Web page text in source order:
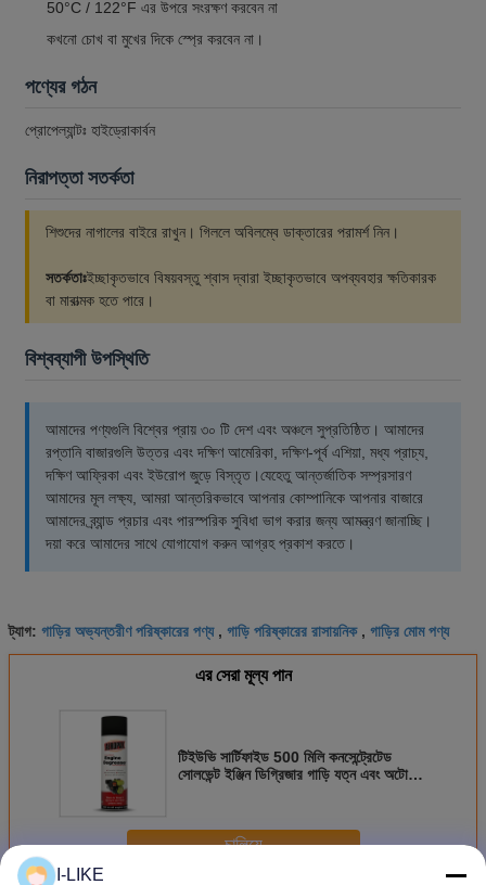
50°C / 122°F এর উপরে সংরক্ষণ করবেন না
কখনো চোখ বা মুখের দিকে স্প্রে করবেন না।
পণ্যের গঠন
প্রোপেল্যান্টঃ হাইড্রোকার্বন
নিরাপত্তা সতর্কতা
শিশুদের নাগালের বাইরে রাখুন। গিললে অবিলম্বে ডাক্তারের পরামর্শ নিন।
সতর্কতাঃইচ্ছাকৃতভাবে বিষয়বস্তু শ্বাস দ্বারা ইচ্ছাকৃতভাবে অপব্যবহার ক্ষতিকারক
বা মারাত্মক হতে পারে।
বিশ্বব্যাপী উপস্থিতি
আমাদের পণ্যগুলি বিশ্বের প্রায় ৩০ টি দেশ এবং অঞ্চলে সুপ্রতিষ্ঠিত। আমাদের
রপ্তানি বাজারগুলি উত্তর এবং দক্ষিণ আমেরিকা, দক্ষিণ-পূর্ব এশিয়া, মধ্য প্রাচ্য,
দক্ষিণ আফ্রিকা এবং ইউরোপ জুড়ে বিস্তৃত।যেহেতু আন্তর্জাতিক সম্প্রসারণ
আমাদের মূল লক্ষ্য, আমরা আন্তরিকভাবে আপনার কোম্পানিকে আপনার বাজারে
আমাদের ব্র্যান্ড প্রচার এবং পারস্পরিক সুবিধা ভাগ করার জন্য আমন্ত্রণ জানাচ্ছি।
দয়া করে আমাদের সাথে যোগাযোগ করুন আগ্রহ প্রকাশ করতে।
ট্যাগ: গাড়ির অভ্যন্তরীণ পরিষ্কারের পণ্য, গাড়ি পরিষ্কারের রাসায়নিক, গাড়ির মোম পণ্য
এর সেরা মূল্য পান
টিইউভি সার্টিফাইড 500 মিলি কনসেন্ট্রেটেড
সোলভেন্ট ইঞ্জিন ডিগ্রিজার গাড়ি যত্ন এবং অটো
চালিয়ে
I-LIKE